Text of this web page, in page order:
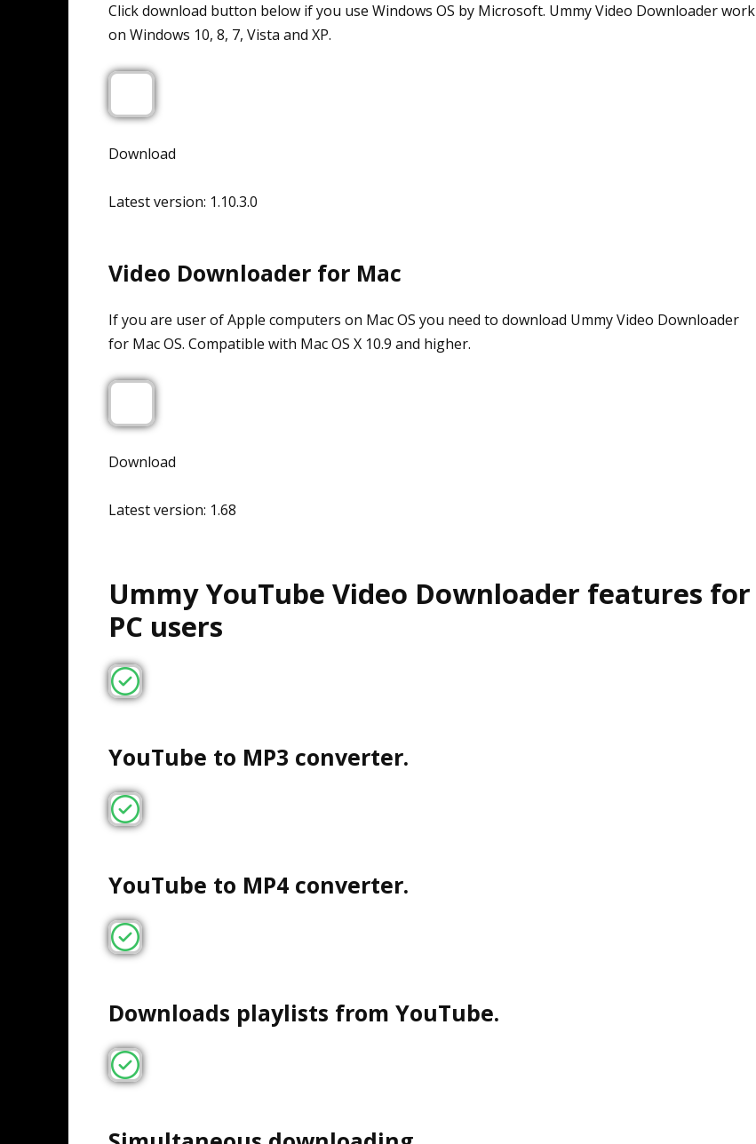
Click download button below if you use Windows OS by Microsoft. Ummy Video Downloader work
on Windows 10, 8, 7, Vista and XP.
Download
Latest version: 1.10.3.0
Video Downloader for Mac
If you are user of Apple computers on Mac OS you need to download Ummy Video Downloader
for Mac OS. Compatible with Mac OS X 10.9 and higher.
Download
Latest version: 1.68
Ummy YouTube Video Downloader features for
PC users
YouTube to MP3 converter.
YouTube to MP4 converter.
Downloads playlists from YouTube.